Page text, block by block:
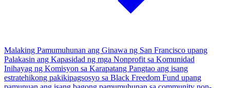
Malaking Pamumuhunan ang Ginawa ng San Francisco upang
Palakasin ang Kapasidad ng mga Nonprofit sa Komunidad
Inihayag ng Komisyon sa Karapatang Pangtao ang isang
estratehikong pakikipagsosyo sa Black Freedom Fund upang